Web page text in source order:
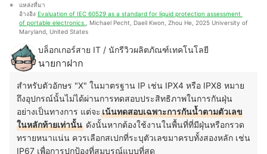
แหล่งที่มา
อ้างอิง Evaluation of IEC 60529 as a standard for liquid protection assessment
of portable electronics. , Michael Pecht, Daeil Kwon, Zhou He, 2025 University of
Maryland, United States
บล็อกเกอร์สาย IT / นักรีวิวผลิตภัณฑ์เทคโนโลยี
นายกาฝาก
สำหรับตัวอักษร "X" ในมาตรฐาน IP เช่น IPX4 หรือ IPX8 หมาย
ถึงอุปกรณ์นั้นไม่ได้ผ่านการทดสอบประสิทธิภาพในการกันฝุ่น
อย่างเป็นทางการ แต่จะเน้นทดสอบเฉพาะการกันน้ำตามตัวเลข
ในหลักท้ายเท่านั้น ดังนั้นหากต้องใช้งานในพื้นที่ที่มีฝุ่นหรือกรวด
ทรายหนาแน่น ควรเลือกสเปกที่ระบุตัวเลขมาครบทั้งสองหลัก เช่น
IP67 เพื่อการปกป้องที่สมบูรณ์แบบที่สุด